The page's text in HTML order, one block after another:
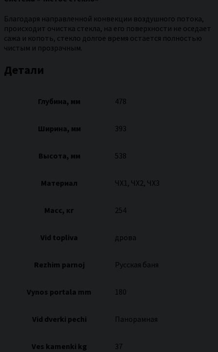
Благодаря направленной конвекции воздушного потока,
происходит очистка стекла, на его поверхности не оседает
сажа и копоть, стекло долгое время остается полностью
чистым и прозрачным.
Детали
Глубина, мм 478
Ширина, мм 393
Высота, мм 538
Материал ЧХ1, ЧХ2, ЧХ3
Масс, кг 254
Vid topliva дрова
Rezhim parnoj Русская баня
Vynos portala mm 180
Vid dverki pechi Панорамная
Ves kamenki kg 37